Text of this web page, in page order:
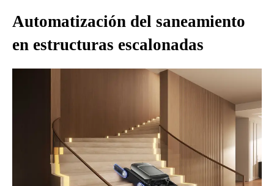
Automatización del saneamiento
en estructuras escalonadas